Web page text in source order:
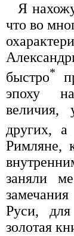
Я
что во
быстро*
эпоху
величия,
других,
Римляне,
заняли
Руси, для
золотая